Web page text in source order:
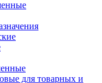
для товарных и